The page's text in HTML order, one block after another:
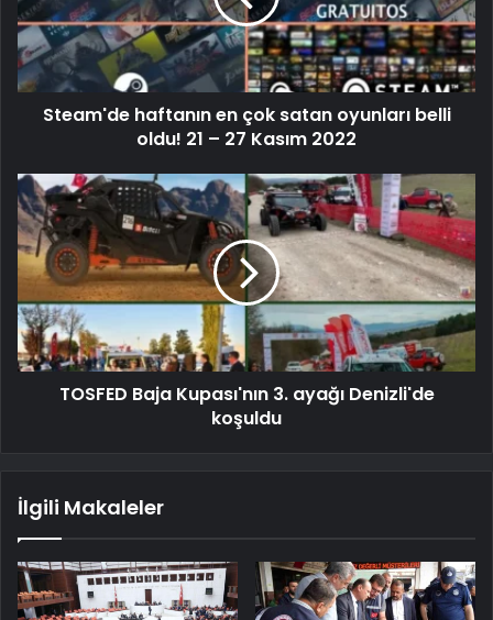
Steam'de haftanın en çok satan oyunları belli
oldu! 21 – 27 Kasım 2022
TOSFED Baja Kupası'nın 3. ayağı Denizli'de
koşuldu
İlgili Makaleler